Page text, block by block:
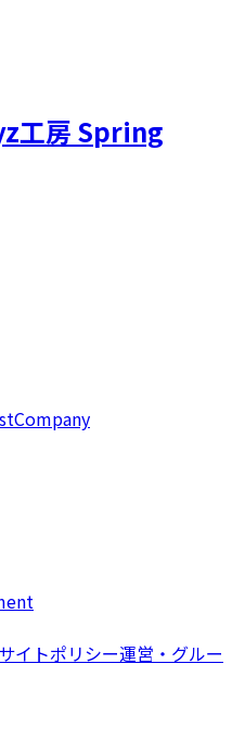
工房 Spring
Company
サイトポリシー運営・グルー